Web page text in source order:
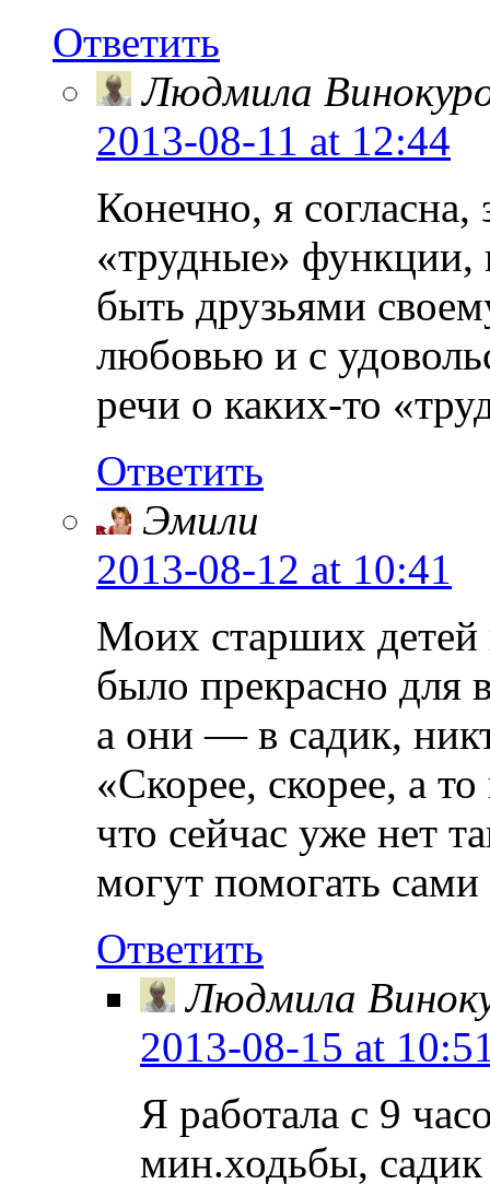
Ответить
Людмила
2013-08-11 at 12:44
Конечно, я согласна,
«трудные» функции,
быть друзьями
любовью и с
речи о каких-то
Ответить
Эмили
2013-08-12 at 10:41
Моих старших детей
было прекрасно для
а они — в садик,
«Скорее, скорее, а
что сейчас уже нет
могут помогать
Ответить
Людмила
2013-08-15 at
Я работала с 9
мин.ходьбы,